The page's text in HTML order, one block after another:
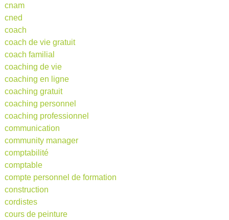
cnam
cned
coach
coach de vie gratuit
coach familial
coaching de vie
coaching en ligne
coaching gratuit
coaching personnel
coaching professionnel
communication
community manager
comptabilité
comptable
compte personnel de formation
construction
cordistes
cours de peinture